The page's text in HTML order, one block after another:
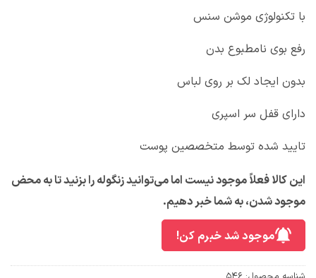
با تکنولوژی موشن سنس
رفع بوی نامطبوع بدن
بدون ایجاد لک بر روی لباس
دارای قفل سر اسپری
تایید شده توسط متخصصین پوست
این کالا فعلاً موجود نیست اما می‌توانید زنگوله را بزنید تا به محض
موجود شدن، به شما خبر دهیم.
موجود شد خبرم کن!